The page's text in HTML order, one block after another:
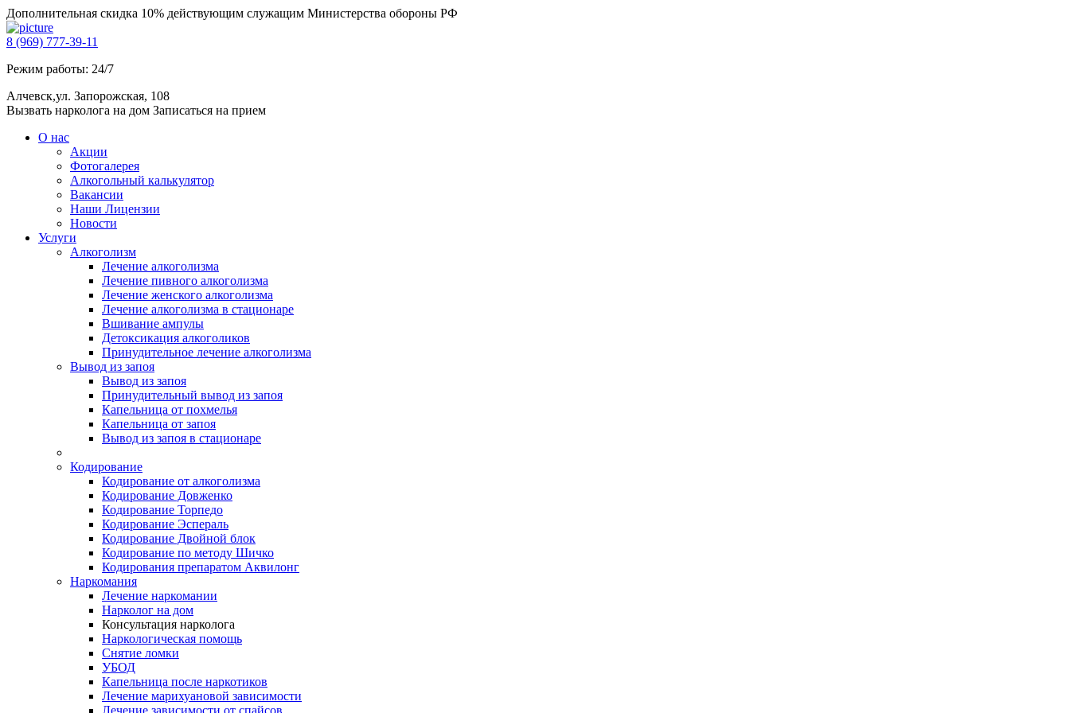
Дополнительная скидка 10% действующим служащим Министерства обороны РФ
8 (969) 777-39-11
Режим работы: 24/7
Алчевск,ул. Запорожская, 108
Вызвать нарколога на дом Записаться на прием
О нас
Акции
Фотогалерея
Алкогольный калькулятор
Вакансии
Наши Лицензии
Новости
Услуги
Алкоголизм
Лечение алкоголизма
Лечение пивного алкоголизма
Лечение женского алкоголизма
Лечение алкоголизма в стационаре
Вшивание ампулы
Детоксикация алкоголиков
Принудительное лечение алкоголизма
Вывод из запоя
Вывод из запоя
Принудительный вывод из запоя
Капельница от похмелья
Капельница от запоя
Вывод из запоя в стационаре
Кодирование
Кодирование от алкоголизма
Кодирование Довженко
Кодирование Торпедо
Кодирование Эспераль
Кодирование Двойной блок
Кодирование по методу Шичко
Кодирования препаратом Аквилонг
Наркомания
Лечение наркомании
Нарколог на дом
Консультация нарколога
Наркологическая помощь
Снятие ломки
УБОД
Капельница после наркотиков
Лечение марихуановой зависимости
Лечение зависимости от спайсов